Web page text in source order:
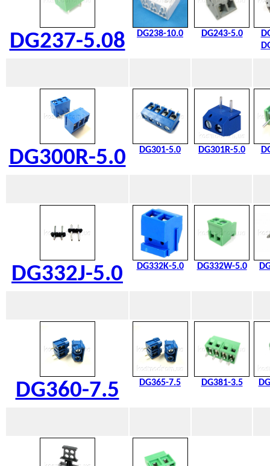
DG237-5.08 DG238-10.0 DG243-5.0
DG300R-5.0 DG301-5.0 DG301R-5.0
DG332J-5.0 DG332K-5.0 DG332W-5.0
DG360-7.5 DG365-7.5 DG381-3.5